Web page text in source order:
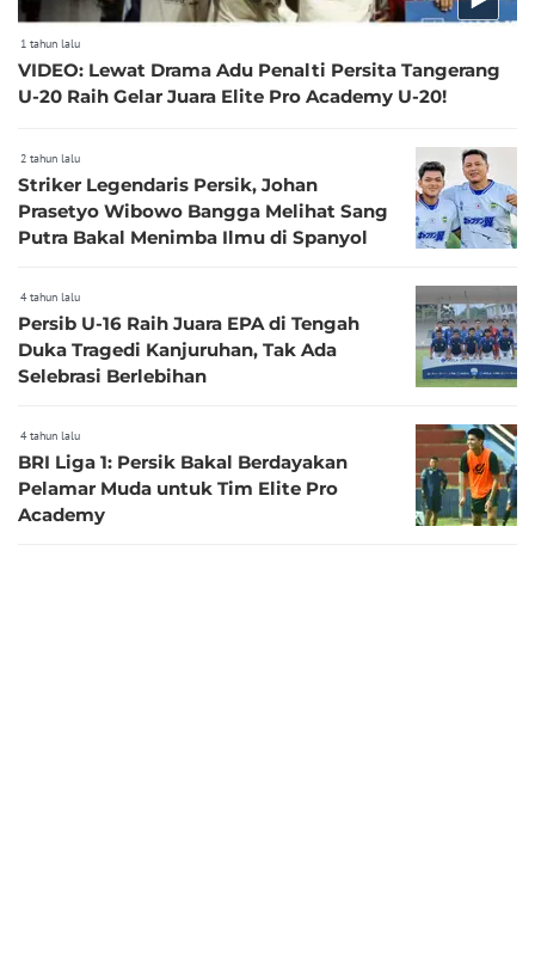
1 tahun lalu
VIDEO: Lewat Drama Adu Penalti Persita Tangerang
U-20 Raih Gelar Juara Elite Pro Academy U-20!
2 tahun lalu
Striker Legendaris Persik, Johan
Prasetyo Wibowo Bangga Melihat Sang
Putra Bakal Menimba Ilmu di Spanyol
4 tahun lalu
Persib U-16 Raih Juara EPA di Tengah
Duka Tragedi Kanjuruhan, Tak Ada
Selebrasi Berlebihan
4 tahun lalu
BRI Liga 1: Persik Bakal Berdayakan
Pelamar Muda untuk Tim Elite Pro
Academy